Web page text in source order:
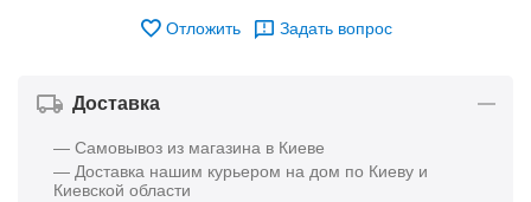
Отложить Задать вопрос
Доставка
— Самовывоз из магазина в Киеве
— Доставка нашим курьером на дом по Киеву и
Киевской области